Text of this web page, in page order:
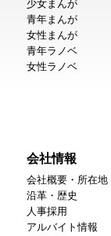
少女まんが
青年まんが
女性まんが
青年ラノベ
女性ラノベ
会社情報
会社概要・所在地
沿革・歴史
人事採用
アルバイト情報